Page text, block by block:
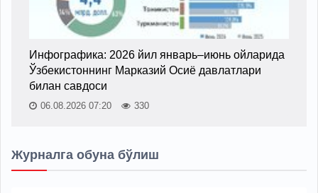
Инфографика: 2026 йил январь–июнь ойларида
Ўзбекистоннинг Марказий Осиё давлатлари
билан савдоси
06.08.2026 07:20 330
Журналга обуна бўлиш